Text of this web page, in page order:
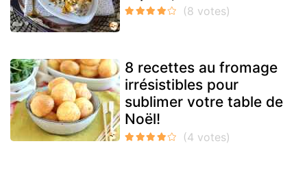
8 recettes au fromage
irrésistibles pour
sublimer votre table de
Noël!